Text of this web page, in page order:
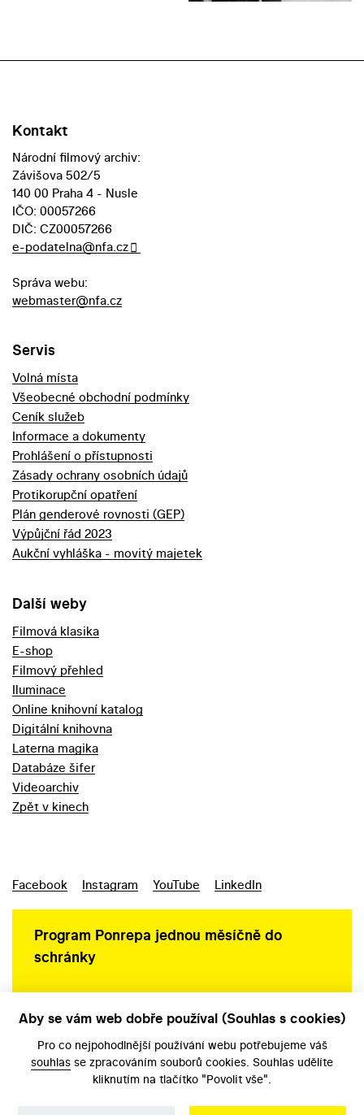
Kontakt
Národní filmový archiv:
Závišova 502/5
140 00 Praha 4 - Nusle
IČO: 00057266
DIČ: CZ00057266
e-podatelna@nfa.cz
Správa webu:
webmaster@nfa.cz
Servis
Volná místa
Všeobecné obchodní podmínky
Ceník služeb
Informace a dokumenty
Prohlášení o přístupnosti
Zásady ochrany osobních údajů
Protikorupční opatření
Plán genderové rovnosti (GEP)
Výpůjční řád 2023
Aukční vyhláška - movitý majetek
Další weby
Filmová klasika
E-shop
Filmový přehled
Iluminace
Online knihovní katalog
Digitální knihovna
Laterna magika
Databáze šifer
Videoarchiv
Zpět v kinech
Facebook Instagram YouTube LinkedIn
Program Ponrepa jednou měsíčně do
schránky
Aby se vám web dobře používal (Souhlas s cookies)
Pro co nejpohodlnější používání webu potřebujeme váš
souhlas se zpracováním souborů cookies. Souhlas udělíte
kliknutím na tlačítko "Povolit vše".